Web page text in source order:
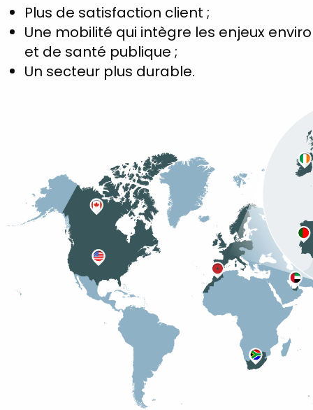
Plus de satisfaction client ;
Une mobilité qui intègre les enjeux
et de santé publique ;
Un secteur plus durable.